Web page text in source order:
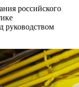
российского
руководством